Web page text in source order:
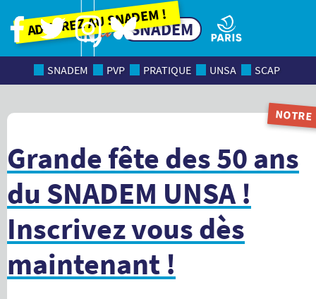
Adhérez au SNADEM !
SNADEM
SNADEM PVP PRATIQUE UNSA SCAP
Grande fête des 50 ans
du SNADEM UNSA !
Inscrivez vous dès
maintenant !
NOTRE